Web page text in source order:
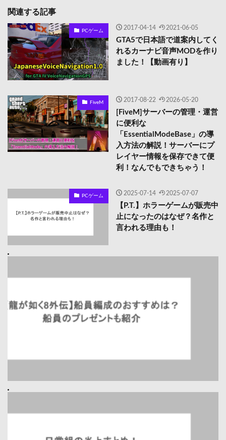
関連する記事
PCゲーム 2017-04-14 2021-06-05
GTA5で日本語で道案内してく
れるカーナビ音声MODを作り
ました！【動画有り】
FiveM 2017-08-22 2026-05-20
[FiveM]サーバーの管理・運営
に便利な
「EssentialModeBase」の導
入方法の解説！サーバーにプ
レイヤー情報を保存できて便
利！なんでもできちゃう！
PCゲーム 2025-07-14 2025-07-07
【P.T.】ホラーゲームが販売中
止になったのはなぜ？名作と
言われる理由も！